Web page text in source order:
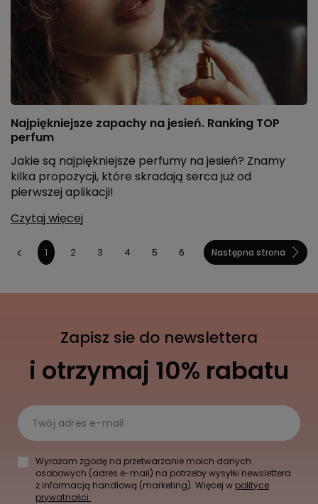
Najpiękniejsze zapachy na jesień. Ranking TOP
perfum
Jakie są najpiękniejsze perfumy na jesień? Znamy
kilka propozycji, które skradają serca już od
pierwszej aplikacji!
Czytaj więcej
1 2 3 4 5 6 Następna strona
Zapisz sie do newslettera
i otrzymaj 10% rabatu
Twój adres e-mail
Wyrażam zgodę na przetwarzanie moich danych
osobowych (adres e-mail) na potrzeby wysyłki newslettera
z informacją handlową (marketing). Więcej w polityce
prywatności.